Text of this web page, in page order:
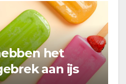
het
aan ijs